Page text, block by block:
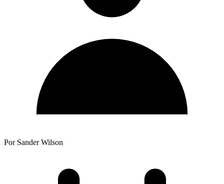
Por Sander Wilson